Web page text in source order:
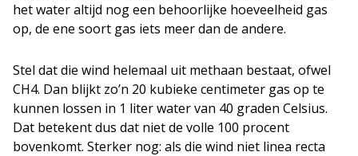
het water altijd nog een behoorlijke hoeveelheid gas
op, de ene soort gas iets meer dan de andere.
Stel dat die wind helemaal uit methaan bestaat, ofwel
CH4. Dan blijkt zo’n 20 kubieke centimeter gas op te
kunnen lossen in 1 liter water van 40 graden Celsius.
Dat betekent dus dat niet de volle 100 procent
bovenkomt. Sterker nog: als die wind niet linea recta